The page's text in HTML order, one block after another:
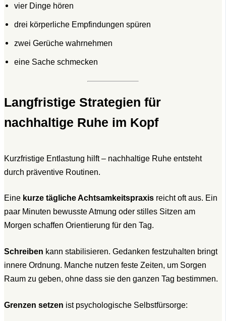
vier Dinge hören
drei körperliche Empfindungen spüren
zwei Gerüche wahrnehmen
eine Sache schmecken
Langfristige Strategien für
nachhaltige Ruhe im Kopf
Kurzfristige Entlastung hilft – nachhaltige Ruhe entsteht
durch präventive Routinen.
Eine kurze tägliche Achtsamkeitspraxis reicht oft aus. Ein
paar Minuten bewusste Atmung oder stilles Sitzen am
Morgen schaffen Orientierung für den Tag.
Schreiben kann stabilisieren. Gedanken festzuhalten bringt
innere Ordnung. Manche nutzen feste Zeiten, um Sorgen
Raum zu geben, ohne dass sie den ganzen Tag bestimmen.
Grenzen setzen ist psychologische Selbstfürsorge: